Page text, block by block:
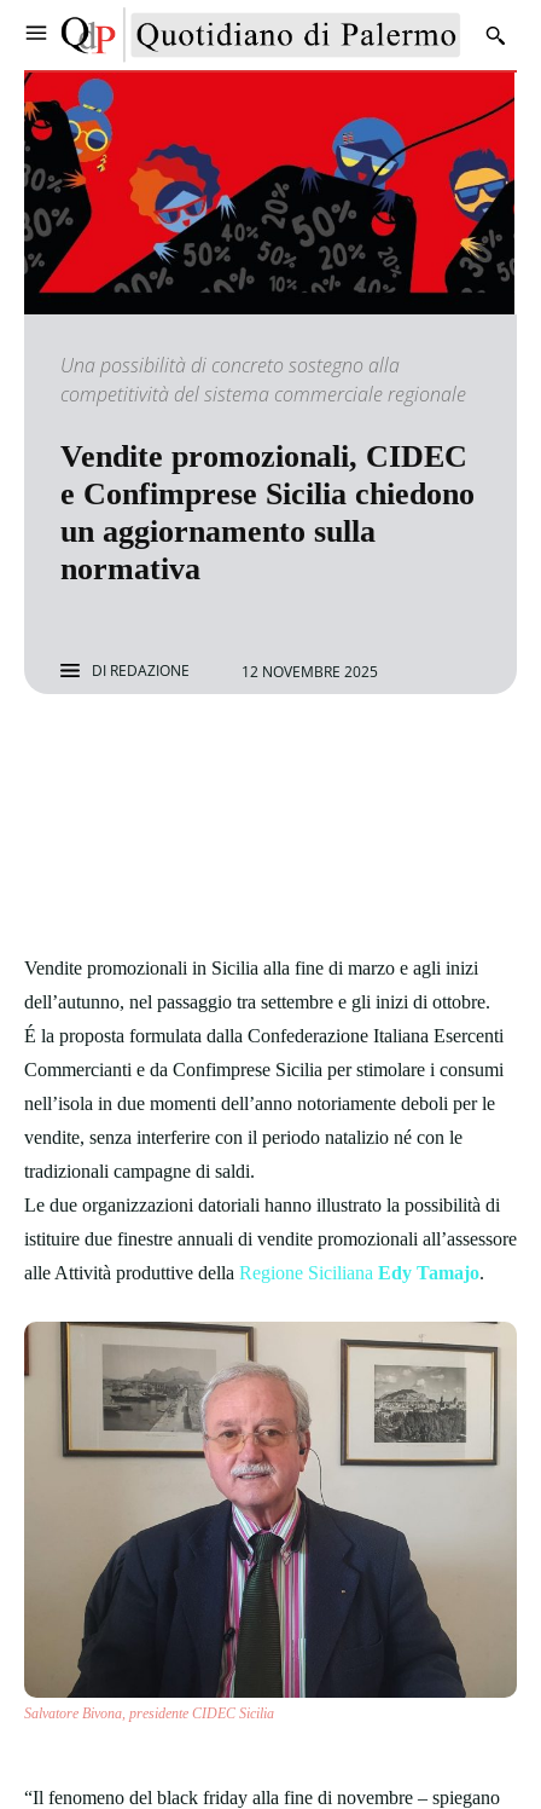
Una possibilità di concreto sostegno alla
competitività del sistema commerciale regionale
Vendite promozionali, CIDEC
e Confimprese Sicilia chiedono
un aggiornamento sulla
normativa
DI REDAZIONE 12 NOVEMBRE 2025
Vendite promozionali in Sicilia alla fine di marzo e agli inizi
dell’autunno, nel passaggio tra settembre e gli inizi di ottobre.
É la proposta formulata dalla Confederazione Italiana Esercenti
Commercianti e da Confimprese Sicilia per stimolare i consumi
nell’isola in due momenti dell’anno notoriamente deboli per le
vendite, senza interferire con il periodo natalizio né con le
tradizionali campagne di saldi.
Le due organizzazioni datoriali hanno illustrato la possibilità di
istituire due finestre annuali di vendite promozionali all’assessore
alle Attività produttive della Regione Siciliana Edy Tamajo.
Salvatore Bivona, presidente CIDEC Sicilia
“Il fenomeno del black friday alla fine di novembre – spiegano